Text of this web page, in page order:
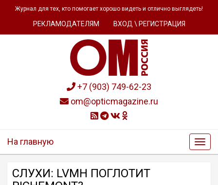
Журнал для тех, кто помогает хорошо видеть и отлично выглядеть!
РЕКЛАМОДАТЕЛЯМ ВХОД \ РЕГИСТРАЦИЯ
+7 (903) 749-62-23
om@opticmagazine.ru
На главную
СЛУХИ: LVMH ПОГЛОТИТ